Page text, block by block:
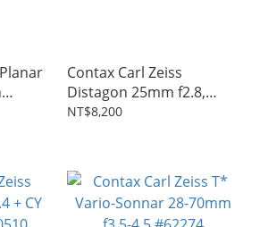
Contax Carl Zeiss
Distagon 25mm f2.8,
Canon #72062
NT$8,200